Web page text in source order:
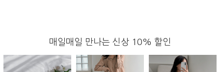
매일매일 만나는 신상 10% 할인